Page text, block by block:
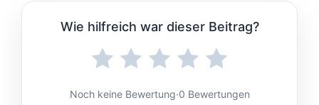
Wie hilfreich war dieser Beitrag?
Noch keine Bewertung·0 Bewertungen